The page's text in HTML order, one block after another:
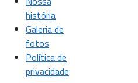
história
Galeria de
fotos
Política de
privacidade